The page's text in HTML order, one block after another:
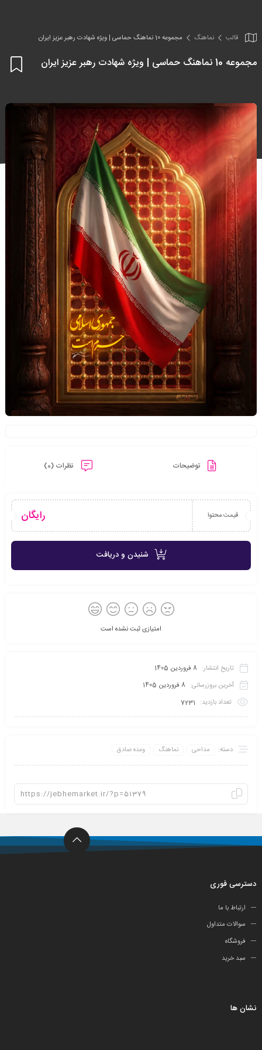
قالب نماهنگ مجموعه 10 نماهنگ حماسی | ویژه شهادت رهبر عزیز ایران
مجموعه 10 نماهنگ حماسی | ویژه شهادت رهبر عزیز ایران
توضیحات نظرات (0)
قیمت محتوا رایگان
شنیدن و دریافت
امتیازی ثبت نشده است
تاریخ انتشار: 8 فروردین 1405
آخرین بروزرسانی: 8 فروردین 1405
تعداد بازدید: 7231
دسته: مداحی نماهنگ وعده صادق
دسترسی فوری
ارتباط با ما
سوالات متداول
فروشگاه
سبد خرید
نشان ها